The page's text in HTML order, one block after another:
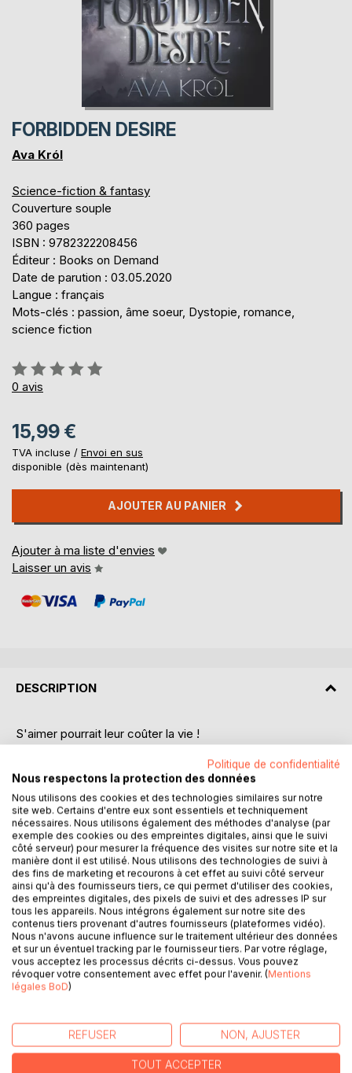
FORBIDDEN DESIRE
Ava Król
Science-fiction & fantasy
Couverture souple
360 pages
ISBN : 9782322208456
Éditeur : Books on Demand
Date de parution : 03.05.2020
Langue : français
Mots-clés : passion, âme soeur, Dystopie, romance,
science fiction
Évaluation:
0%
0 avis
15,99 €
TVA incluse / Envoi en sus
disponible (dès maintenant)
AJOUTER AU PANIER
Ajouter à ma liste d'envies
Laisser un avis
DESCRIPTION
S'aimer pourrait leur coûter la vie !
2170. Un siècle auparavant, les humains, en voie
d'extinction n'ont eu d'autre choix que de quitter la Terre
pour une exoplanète, Elfira, la plus hospitalière du système
Polarys.
Les Guerriers InterGalactiques, les GIG, soldats d'élite triés
sur le volet assurent la sécurité extérieure d'Elfira.
Le Commandant Marko Stravinski fait partie des GIG et est
celui que le néo-gouvernement de coalition recrute pour
des missions secrètes. Lorsqu'on le sollicite pour garantir
la sécurité de la présidente, Alexane Spencer, sa vie va
prendre un tournant inattendu.
Entre eux rien n'est possible, mais c'est sans compter
cette attraction qui irrésistiblement les pousse l'un vers
l'autre au mépris de tous les dangers.
Entre complots et mensonges, Alexane et Marko
auquel ils aspirent ?
Après La Voix de l'Ange, retrouvez le nouveau roman d'Ava
Politique de confidentialité
Nous respectons la protection des données
Nous utilisons des cookies et des technologies similaires sur notre
site web. Certains d'entre eux sont essentiels et techniquement
nécessaires. Nous utilisons également des méthodes d'analyse (par
exemple des cookies ou des empreintes digitales, ainsi que le suivi
côté serveur) pour mesurer la fréquence des visites sur notre site et la
manière dont il est utilisé. Nous utilisons des technologies de suivi à
des fins de marketing et recourons à cet effet au suivi côté serveur
ainsi qu'à des fournisseurs tiers, ce qui permet d'utiliser des cookies,
des empreintes digitales, des pixels de suivi et des adresses IP sur
tous les appareils. Nous intégrons également sur notre site des
contenus tiers provenant d'autres fournisseurs (plateformes vidéo).
Nous n'avons aucune influence sur le traitement ultérieur des données
et sur un éventuel tracking par le fournisseur tiers. Par votre réglage,
vous acceptez les processus décrits ci-dessus. Vous pouvez
révoquer votre consentement avec effet pour l'avenir. (Mentions
légales BoD)
REFUSER NON, AJUSTER
TOUT ACCEPTER